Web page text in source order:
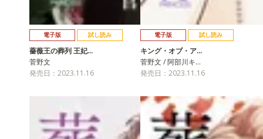
電子版 試し読み
薔薇王の葬列 王妃…
菅野文
発売日：2023.11.16
電子版 試し読み
キング・オブ・ア…
菅野文 / 阿部川キ…
発売日：2023.11.16